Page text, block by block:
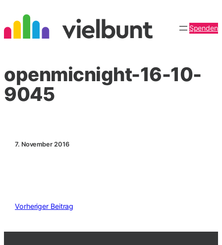
Inhalt
springen
Spenden
openmicnight-16-10-
9045
7. November 2016
Vorheriger Beitrag